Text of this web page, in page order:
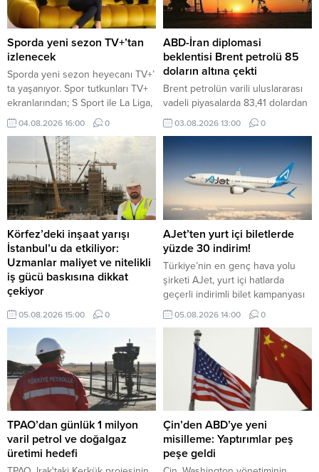
Sporda yeni sezon TV+’tan
izlenecek
Sporda yeni sezon heyecanı TV+’
ta yaşanıyor. Spor tutkunları TV+
ekranlarından; S Sport ile La Liga,
Serie A, NBA, EuroLeague, UFC
ve MotoGP, tabii Spor ile seçili
Şampiyonlar Ligi ve FA Cup
karşılaşmaları, Eurosport ile de
tenis ve bisiklet yayınları gibi
dünyanın önde gelen spor
müsabakalarını takip edebiliyor.
04.08.2026 16:00 0
ABD-İran diplomasi
beklentisi Brent petrolü 85
doların altına çekti
Brent petrolün varili uluslararası
vadeli piyasalarda 83,41 dolardan
işlem görüyor.
03.08.2026 13:00 0
Körfez’deki inşaat yarışı
İstanbul’u da etkiliyor:
Uzmanlar maliyet ve nitelikli
iş gücü baskısına dikkat
çekiyor
Körfez ülkelerinde hızlanan otel,
konut ve karma kullanım projeleri,
yalnızca bölgesel bir yatırım
hareketi olarak değil, Türkiye’deki
inşaat ekosistemini de etkileyen
yeni bir dalga olarak
değerlendiriliyor.
05.08.2026 15:00 0
AJet’ten yurt içi biletlerde
yüzde 30 indirim!
Türkiye’nin en genç hava yolu
şirketi AJet, yurt içi hatlarda
geçerli indirimli bilet kampanyası
başlattı.
05.08.2026 14:00 0
TPAO’dan günlük 1 milyon
varil petrol ve doğalgaz
üretimi hedefi
Çin’den ABD’ye yeni
misilleme: Yaptırımlar peş
peşe geldi